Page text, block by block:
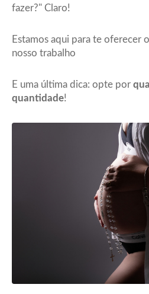
fazer?" Claro!
Estamos aqui para te oferecer
nosso trabalho
E uma última dica: opte por
quantidade!